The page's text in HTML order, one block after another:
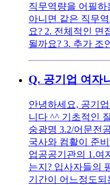
직무역량을 어필
아니면 같은 직무
요? 2. 전체적인 면
될까요? 3. 추가 조
Q. 공기업 여자
안녕하세요, 공기
니다 ^^ 기초적인
숭광명 3.2/어문전
국사와 컴활이 준
업공공기관의 1.여
는지? 입사자들의
기간이 어느정도되